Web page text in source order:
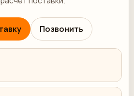
Позвонить